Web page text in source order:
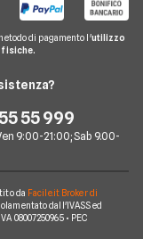
di pagamento l'utilizzo
fisiche.
55 999
9:00-21:00; Sab 9.00-
da Facile.it Broker di
dall'IVASS ed
08007250965 • PEC